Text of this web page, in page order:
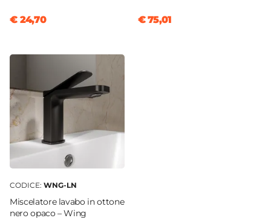
€ 24,70 € 75,01
CODICE: WNG-LN
Miscelatore lavabo in ottone
nero opaco – Wing